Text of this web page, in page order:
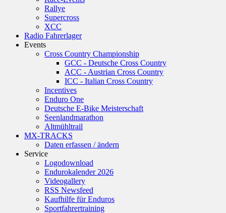
Rallye
Supercross
XCC
Radio Fahrerlager
Events
Cross Country Championship
GCC - Deutsche Cross Country
ACC - Austrian Cross Country
ICC - Italian Cross Country
Incentives
Enduro One
Deutsche E-Bike Meisterschaft
Seenlandmarathon
Altmühltrail
MX-TRACKS
Daten erfassen / ändern
Service
Logodownload
Endurokalender 2026
Videogallery
RSS Newsfeed
Kaufhilfe für Enduros
Sportfahrertraining